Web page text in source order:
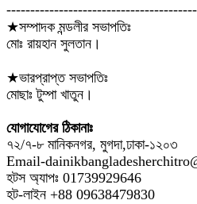
----------------------------------------
★সম্পাদক মন্ডলীর সভাপতিঃ
মোঃ রায়হান সুলতান।
★ভারপ্রাপ্ত সভাপতিঃ
মোছাঃ টুম্পা খাতুন।
যোগাযোগের ঠিকানাঃ
৭২/৭-৮ মানিকনগর, মুগদা,ঢাকা-১২০৩
Email-
হটস অ্যাপঃ 01739929646
হট-লাইন +88 09638479830